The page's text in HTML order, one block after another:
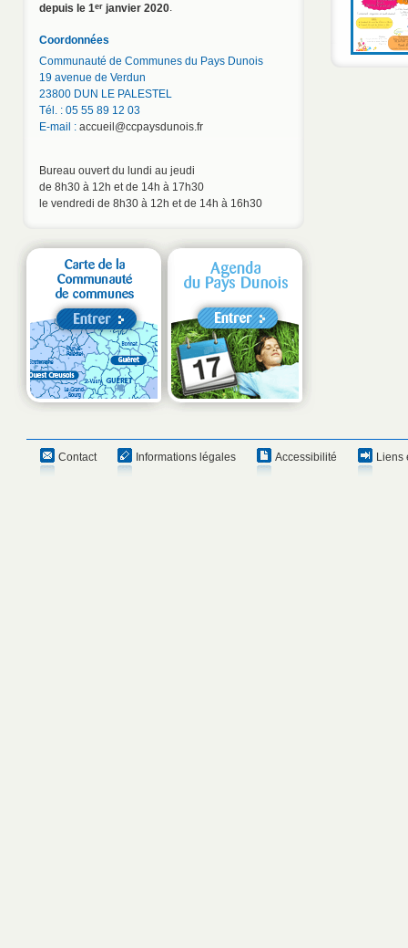
depuis le 1erjanvier 2020.
Coordonnées
Communauté de Communes du Pays Dunois
19 avenue de Verdun
23800 DUN LE PALESTEL
Tél. : 05 55 89 12 03
E-mail : accueil@ccpaysdunois.fr
Bureau ouvert du lundi au jeudi
de 8h30 à 12h et de 14h à 17h30
le vendredi de 8h30 à 12h et de 14h à 16h30
Contact Informations légales Accessibilité Liens